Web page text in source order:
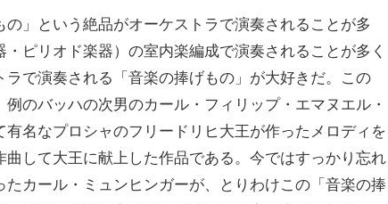
」という絶品がオーケストラで演奏されることが多
ピリオド楽器）の室内楽編成で演奏されることが多く
で演奏される「音楽の捧げもの」が大好きだ。この
例のバッハの次男のカール・フィリップ・エマヌエル・
名なプロシャのフリードリヒ大王が作ったメロディを
して大王に献上した作品である。今ではすっかり忘れ
たカール・ミュンヒンガーが、とりわけこの「音楽の捧